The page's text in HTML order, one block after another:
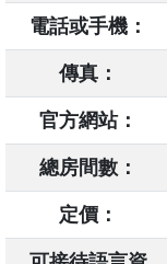
電話或手機：
傳真：
官方網站：
總房間數：
定價：